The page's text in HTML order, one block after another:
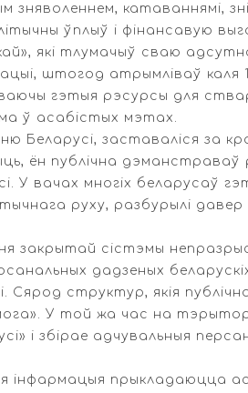
катаваннямі,
ўплыў і фінансавую
які тлумачыў сваю
штогод атрымліваў каля
гэтыя рэсурсы для
ў асабістых мэтах.
Беларусі, заставаліся за
ён публічна дэманстраваў
У вачах многіх беларусаў
руху, разбурылі давер
закрытай сістэмы
дадзеных
структур, якія
У той жа час на
і збірае адчувальныя
інфармацыя прыкладаюцца